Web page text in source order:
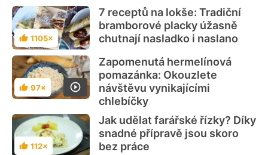
Hodnocení
1105×
7 receptů na lokše: Tradiční
bramborové placky úžasně
chutnají nasladko i naslano
Hodnocení
97×
Zapomenutá hermelínová
pomazánka: Okouzlete
návštěvu vynikajícími
chlebíčky
Hodnocení
112×
Jak udělat farářské řízky? Díky
snadné přípravě jsou skoro
bez práce